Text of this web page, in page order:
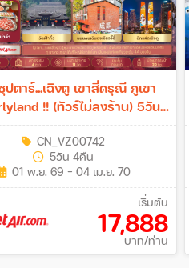
ตาร์...เฉิงตู เขาสี่ดรุณี ภูเขา
วร์ไม่ลงร้าน) 5วัน
CN_VZ00742
5วัน 4คืน
01 พ.ย. 69 - 04 เม.ย. 70
เริ่มต้น
17,888
บาท/ท่าน